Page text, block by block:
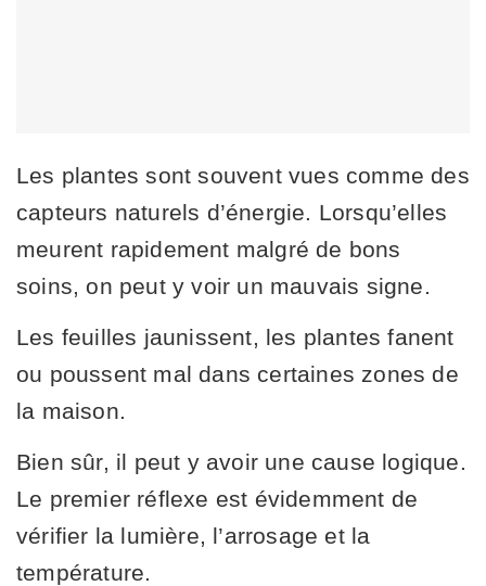
Les plantes sont souvent vues comme des
capteurs naturels d’énergie. Lorsqu’elles
meurent rapidement malgré de bons
soins, on peut y voir un mauvais signe.
Les feuilles jaunissent, les plantes fanent
ou poussent mal dans certaines zones de
la maison.
Bien sûr, il peut y avoir une cause logique.
Le premier réflexe est évidemment de
vérifier la lumière, l’arrosage et la
température.